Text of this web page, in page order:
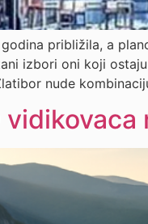
približila, a
izbori oni koji
nude